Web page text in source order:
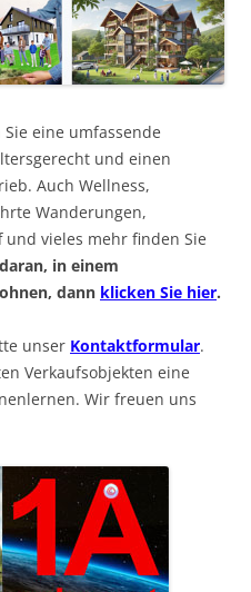
eine umfassende
und einen
Auch Wellness,
Wanderungen,
vieles mehr finden Sie
in einem
dann klicken Sie hier.
unser Kontaktformular.
Verkaufsobjekten eine
Wir freuen uns